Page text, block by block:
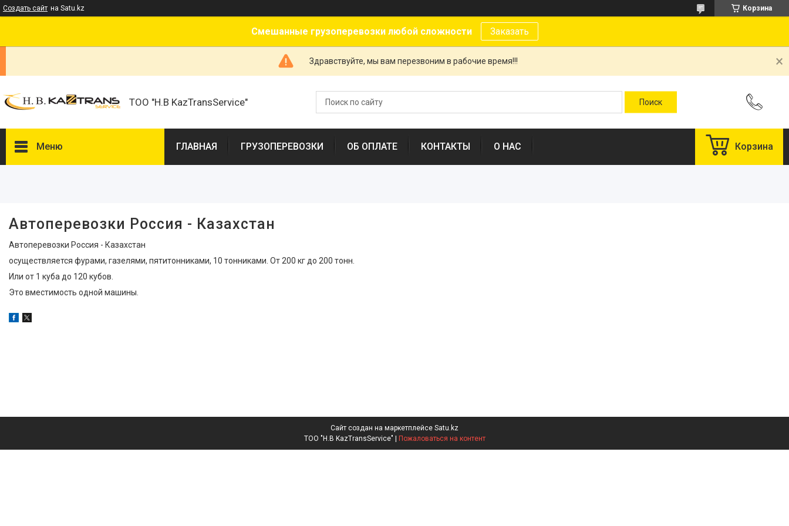
Создать сайт на Satu.kz Корзина
Смешанные грузоперевозки любой сложности Заказать
Здравствуйте, мы вам перезвоним в рабочие время!!!
ТОО "H.B KazTransService"
Меню
Наши предложения
Фотогалерея
Отзывы
ГЛАВНАЯ ГРУЗОПЕРЕВОЗКИ ОБ ОПЛАТЕ КОНТАКТЫ О НАС Корзина
Автоперевозки Россия - Казахстан
Автоперевозки Россия - Казахстан
осуществляется фурами, газелями, пятитонниками, 10 тонниками. От 200 кг до 200 тонн.
Или от 1 куба до 120 кубов.
Это вместимость одной машины.
Сайт создан на маркетплейсе Satu.kz
Пожаловаться на контент